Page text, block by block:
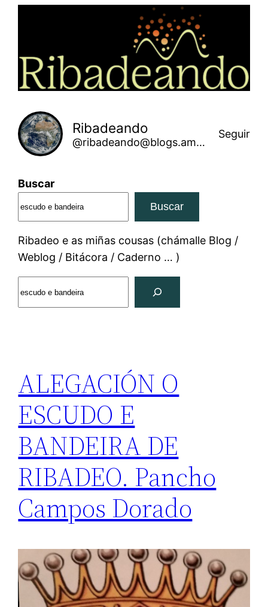
Ribadeando
@ribadeando@blogs.amarinha.gal
Seguir
Buscar
Buscar
Ribadeo e as miñas cousas (chámalle Blog /
Weblog / Bitácora / Caderno … )
ALEGACIÓN O
ESCUDO E
BANDEIRA DE
RIBADEO. Pancho
Campos Dorado